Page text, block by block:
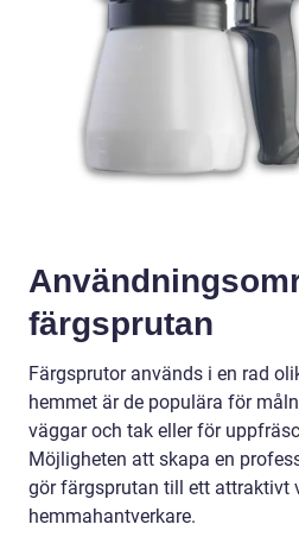
färgsprutan
Färgsprutor används i en rad
hemmet är de populära för
väggar och tak eller för
Möjligheten att skapa en
gör färgsprutan till ett attraktivt
hemmahantverkare.